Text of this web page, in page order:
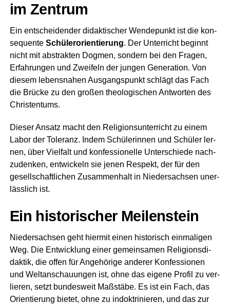
im Zentrum
Ein ent­schei­den­der didak­ti­scher Wen­de­punkt ist die kon­
se­quen­te Schü­ler­ori­en­tie­rung. Der Unter­richt beginnt
nicht mit abs­trak­ten Dog­men, son­dern bei den Fra­gen,
Erfah­run­gen und Zwei­feln der jun­gen Gene­ra­ti­on. Von
die­sem lebens­na­hen Aus­gangs­punkt schlägt das Fach
die Brü­cke zu den gro­ßen theo­lo­gi­schen Ant­wor­ten des
Christentums.
Die­ser Ansatz macht den Reli­gi­ons­un­ter­richt zu einem
Labor der Tole­ranz. Indem Schü­le­rin­nen und Schü­ler ler­
nen, über Viel­falt und kon­fes­sio­nel­le Unter­schie­de nach­
zu­den­ken, ent­wi­ckeln sie jenen Respekt, der für den
gesell­schaft­li­chen Zusam­men­halt in Nie­der­sach­sen uner­
läss­lich ist.
Ein his­to­ri­scher Meilenstein
Nie­der­sach­sen geht hier­mit einen his­to­risch ein­ma­li­gen
Weg. Die Ent­wick­lung einer gemein­sa­men Reli­gi­ons­di­
dak­tik, die offen für Ange­hö­ri­ge ande­rer Kon­fes­sio­nen
und Welt­an­schau­un­gen ist, ohne das eige­ne Pro­fil zu ver­
lie­ren, setzt bun­des­weit Maß­stä­be. Es ist ein Fach, das
Ori­en­tie­rung bie­tet, ohne zu indok­tri­nie­ren, und das zur